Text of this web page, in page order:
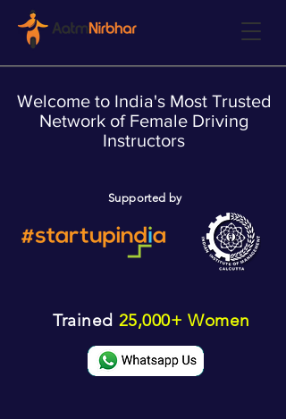
Welcome to India's Most Trusted
Network of Female Driving
Instructors
Supported by
Trained 25,000+ Women